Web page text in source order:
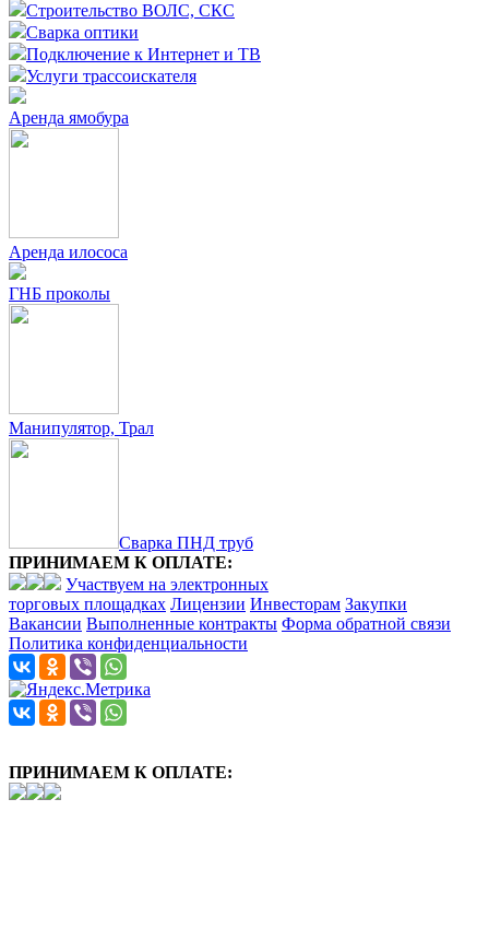
Строительство ВОЛС, СКС
Сварка оптики
Подключение к Интернет и ТВ
Услуги трассоискателя
Аренда ямобура
Аренда илососа
ГНБ проколы
Манипулятор, Трал
Сварка ПНД труб
ПРИНИМАЕМ К ОПЛАТЕ:
Участвуем на электронных
торговых площадках Лицензии Инвесторам Закупки
Вакансии Выполненные контракты Форма обратной связи
Политика конфиденциальности
ПРИНИМАЕМ К ОПЛАТЕ: